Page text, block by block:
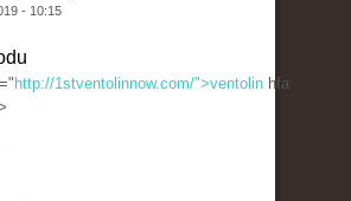
- 10:15
http://1stventolinnow.com/">ventolin hfa